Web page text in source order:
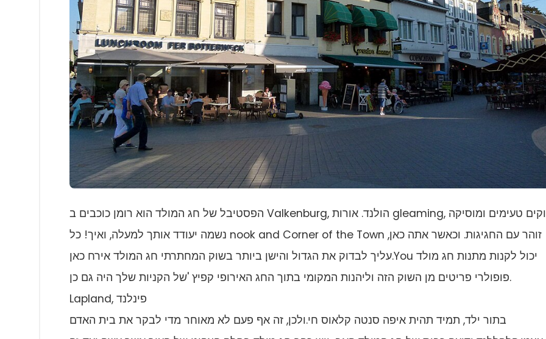
הפסטיבל של חג המולד הוא רומן כוכבים ב Valkenburg, הולנד. אורות gleaming, פינוקים טעימים ומוסיקה
נשמה יעודד אותך למעלה, ואיך! כל nook and Corner of the Town זוהר עם החגיגות. וכאשר אתה כאן,
עליך לבדוק את הגדול והישן ביותר בשוק המחתרתי חג המולד אירח כאן.You יכול לקנות מתנות חג מולד
פופולרי פריטים מן השוק הזה וליהנות המקומי בתוך החג האירופי קפיץ 'של הקניות שלך היה גם כן.
Lapland, פינלנד
בתור ילד, תמיד תהית איפה סנטה קלאוס חי.ולכן, זה אף פעם לא מאוחר מדי לבקר את בית האדם